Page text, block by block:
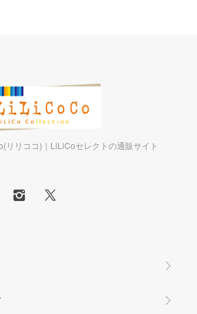
リリココ)｜LiLiCoセレクトの通販サイト